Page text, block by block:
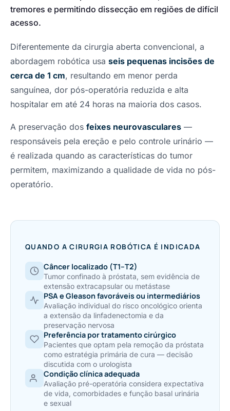
tremores e permitindo dissecção em regiões de difícil
acesso.
Diferentemente da cirurgia aberta convencional, a
abordagem robótica usa seis pequenas incisões de
cerca de 1 cm, resultando em menor perda
sanguínea, dor pós-operatória reduzida e alta
hospitalar em até 24 horas na maioria dos casos.
A preservação dos feixes neurovasculares —
responsáveis pela ereção e pelo controle urinário —
é realizada quando as características do tumor
permitem, maximizando a qualidade de vida no pós-
operatório.
QUANDO A CIRURGIA ROBÓTICA É INDICADA
Câncer localizado (T1–T2)
Tumor confinado à próstata, sem evidência de
extensão extracapsular ou metástase
PSA e Gleason favoráveis ou intermediários
Avaliação individual do risco oncológico orienta
a extensão da linfadenectomia e da
preservação nervosa
Preferência por tratamento cirúrgico
Pacientes que optam pela remoção da próstata
como estratégia primária de cura — decisão
discutida com o urologista
Condição clínica adequada
Avaliação pré-operatória considera expectativa
de vida, comorbidades e função basal urinária
e sexual